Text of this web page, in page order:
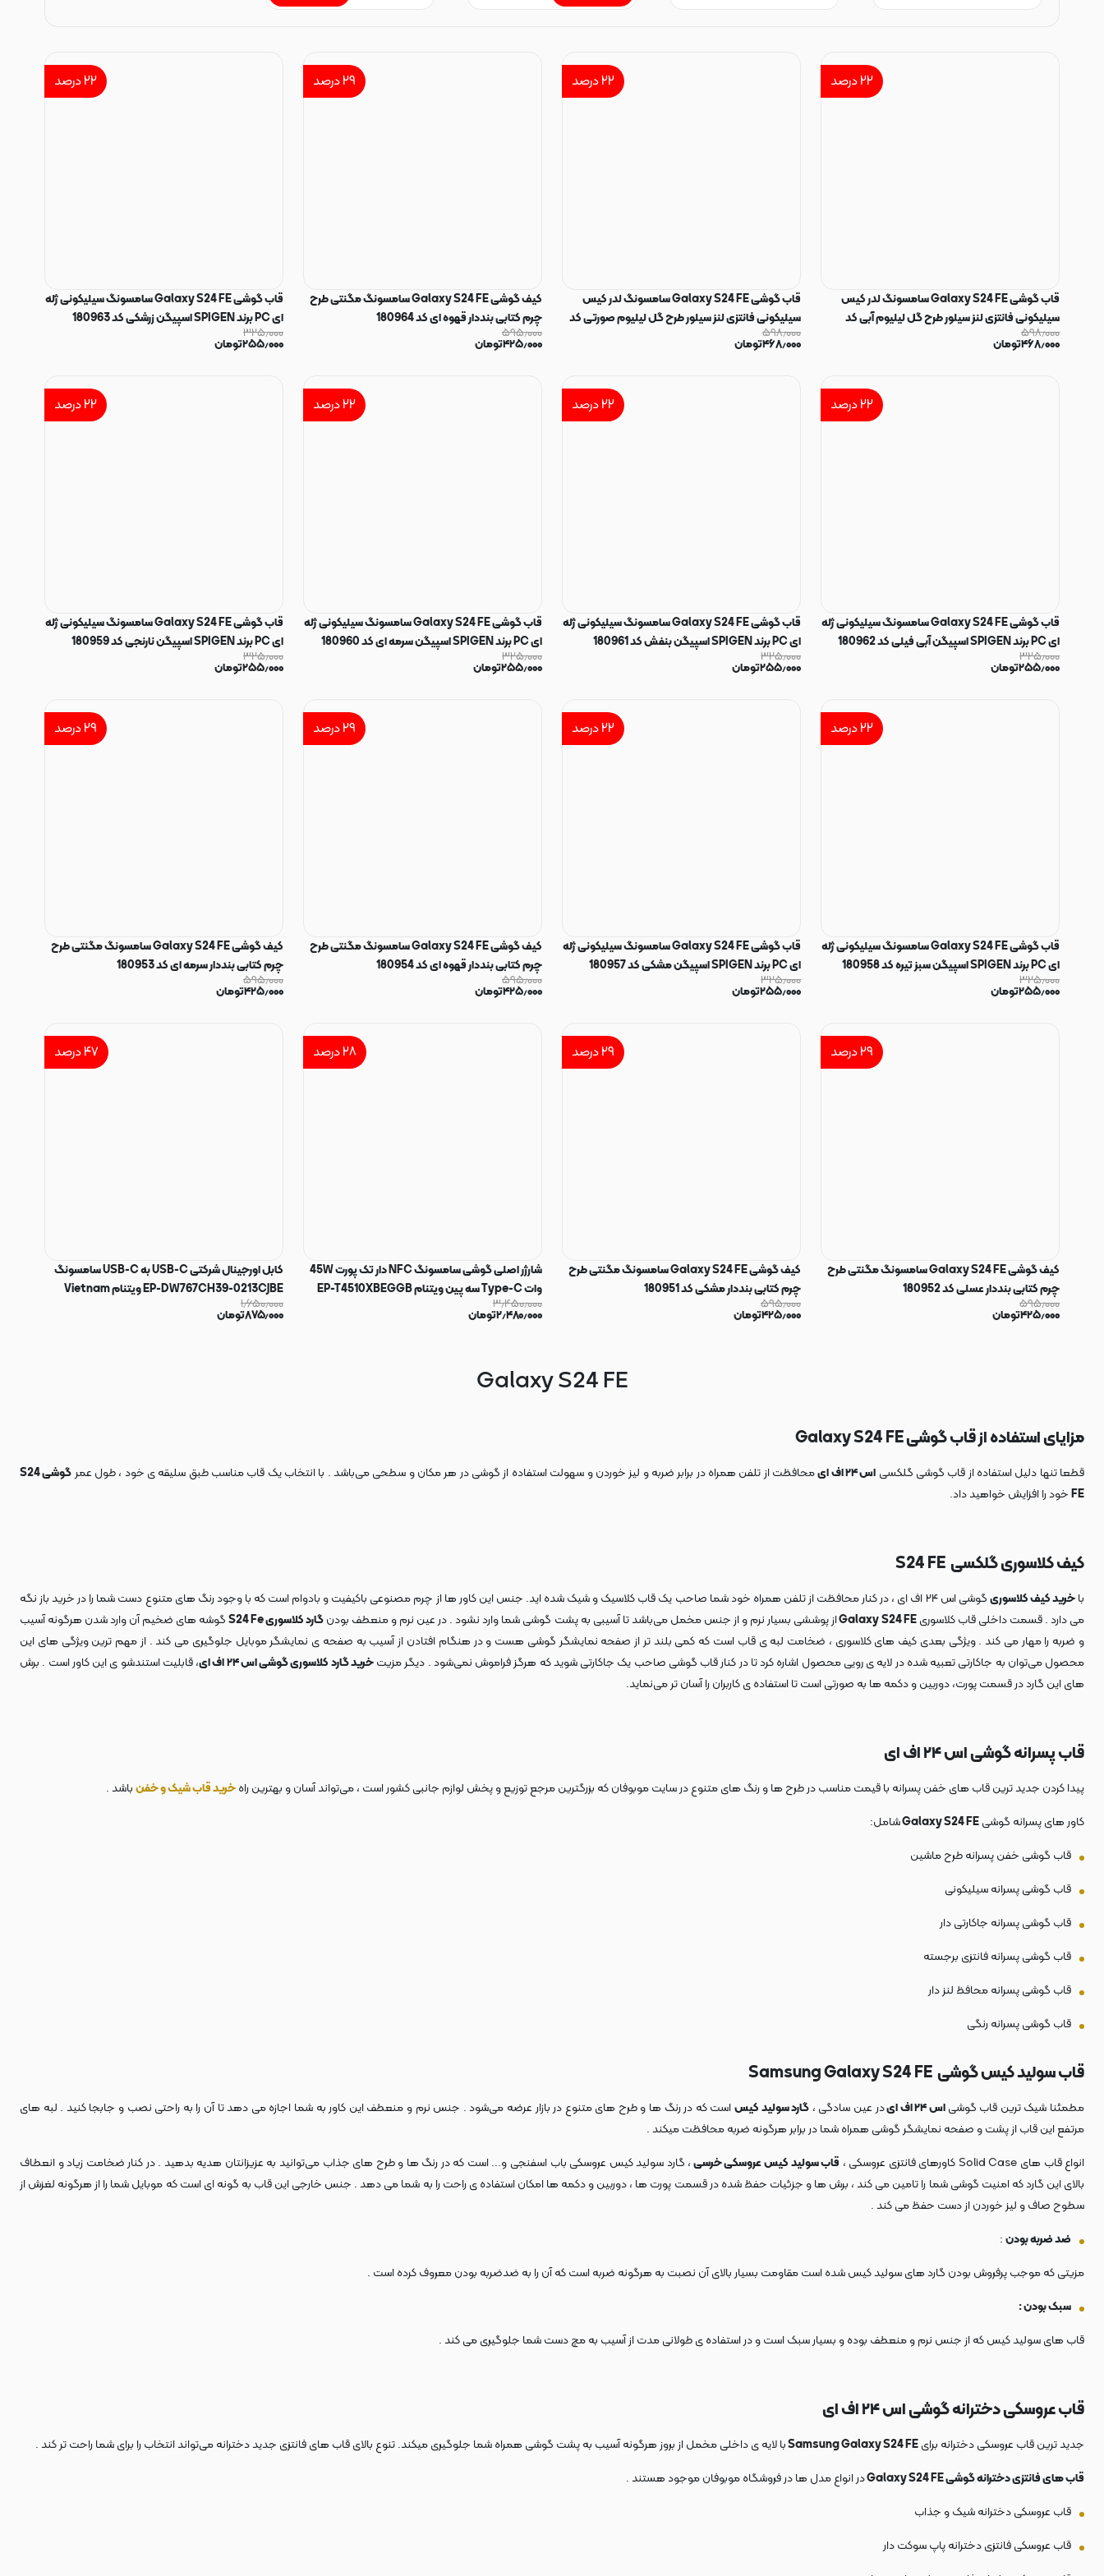
۲۲درصد
قاب گوشی Galaxy S24 FE سامسونگ لدر کیس
سیلیکونی فانتزی لنز سیلور طرح گل لیلیوم آبی کد
169295
۵۹۸٫۰۰۰
۴۶۸٫۰۰۰تومان
۲۲درصد
قاب گوشی Galaxy S24 FE سامسونگ لدر کیس
سیلیکونی فانتزی لنز سیلور طرح گل لیلیوم صورتی کد
169294
۵۹۸٫۰۰۰
۴۶۸٫۰۰۰تومان
۲۹درصد
کیف گوشی Galaxy S24 FE سامسونگ مگنتی طرح
چرم کتابی بنددار قهوه ای کد 180964
۵۹۵٫۰۰۰
۴۲۵٫۰۰۰تومان
۲۲درصد
قاب گوشی Galaxy S24 FE سامسونگ سیلیکونی ژله
ای PC برند SPIGEN اسپیگن زرشکی کد 180963
۳۲۵٫۰۰۰
۲۵۵٫۰۰۰تومان
۲۲درصد
قاب گوشی Galaxy S24 FE سامسونگ سیلیکونی ژله
ای PC برند SPIGEN اسپیگن آبی فیلی کد 180962
۳۲۵٫۰۰۰
۲۵۵٫۰۰۰تومان
۲۲درصد
قاب گوشی Galaxy S24 FE سامسونگ سیلیکونی ژله
ای PC برند SPIGEN اسپیگن بنفش کد 180961
۳۲۵٫۰۰۰
۲۵۵٫۰۰۰تومان
۲۲درصد
قاب گوشی Galaxy S24 FE سامسونگ سیلیکونی ژله
ای PC برند SPIGEN اسپیگن سرمه ای کد 180960
۳۲۵٫۰۰۰
۲۵۵٫۰۰۰تومان
۲۲درصد
قاب گوشی Galaxy S24 FE سامسونگ سیلیکونی ژله
ای PC برند SPIGEN اسپیگن نارنجی کد 180959
۳۲۵٫۰۰۰
۲۵۵٫۰۰۰تومان
۲۲درصد
قاب گوشی Galaxy S24 FE سامسونگ سیلیکونی ژله
ای PC برند SPIGEN اسپیگن سبز تیره کد 180958
۳۲۵٫۰۰۰
۲۵۵٫۰۰۰تومان
۲۲درصد
قاب گوشی Galaxy S24 FE سامسونگ سیلیکونی ژله
ای PC برند SPIGEN اسپیگن مشکی کد 180957
۳۲۵٫۰۰۰
۲۵۵٫۰۰۰تومان
۲۹درصد
کیف گوشی Galaxy S24 FE سامسونگ مگنتی طرح
چرم کتابی بنددار قهوه ای کد 180954
۵۹۵٫۰۰۰
۴۲۵٫۰۰۰تومان
۲۹درصد
کیف گوشی Galaxy S24 FE سامسونگ مگنتی طرح
چرم کتابی بنددار سرمه ای کد 180953
۵۹۵٫۰۰۰
۴۲۵٫۰۰۰تومان
۲۹درصد
کیف گوشی Galaxy S24 FE سامسونگ مگنتی طرح
چرم کتابی بنددار عسلی کد 180952
۵۹۵٫۰۰۰
۴۲۵٫۰۰۰تومان
۲۹درصد
کیف گوشی Galaxy S24 FE سامسونگ مگنتی طرح
چرم کتابی بنددار مشکی کد 180951
۵۹۵٫۰۰۰
۴۲۵٫۰۰۰تومان
۲۸درصد
شارژر اصلی گوشی سامسونگ NFC دار تک پورت 45W
وات Type-C سه پین ویتنام EP-T4510XBEGGB
سوپر فست شارژ رنگ مشکی کد 180875
۳٫۴۵۰٫۰۰۰
۲٫۴۸۰٫۰۰۰تومان
۴۷درصد
کابل اورجینال شرکتی USB-C به USB-C سامسونگ
EP-DW767CH39-0213CJBE ویتنام Vietnam
شیلد فلزی به طول 1 متر مشکی کد 180870
۱٫۶۵۰٫۰۰۰
۸۷۵٫۰۰۰تومان
Galaxy S24 FE
مزایای استفاده از قاب گوشی Galaxy S24 FE
قطعا تنها دلیل استفاده از قاب گوشی گلکسی اس ۲۴ اف ای محافظت از تلفن همراه در برابر ضربه و لیز خوردن و سهولت استفاده از گوشی در هر مکان و سطحی می‌باشد . با انتخاب یک قاب مناسب طبق سلیقه ی خود ، طول عمر
گوشی S24
FEخود را افزایش خواهید داد.
کیف کلاسوری گلکسی S24 FE
باخرید کیف کلاسوری
گوشی اس ۲۴ اف ای ، در کنار محافظت از تلفن همراه خود شما صاحب یک قاب کلاسیک و شیک شده اید. جنس این کاور ها از چرم مصنوعی باکیفیت و بادوام است که با وجود رنگ های متنوع دست شما را در خرید باز نگه
می دارد . قسمت داخلی قاب کلاسوریGalaxy S24 FEاز پوششی بسیار نرم و از جنس مخمل می‌باشد تا آسیبی به پشت گوشی شما وارد نشود . در عین نرم و منعطف بودنگارد کلاسوری S24 Fe
گوشه های ضخیم آن وارد شدن هرگونه آسیب
و ضربه را مهار می کند . ویژگی بعدی کیف های کلاسوری ، ضخامت لبه ی قاب است که کمی بلند تر از صفحه نمایشگر گوشی هست و در هنگام افتادن از آسیب به صفحه ی نمایشگر موبایل جلوگیری می کند . از مهم ترین ویژگی های این
محصول می‌توان به جاکارتی تعبیه شده در لایه ی رویی محصول اشاره کرد تا در کنار قاب گوشی صاحب یک جاکارتی شوید که هرگز فراموش نمی‌شود . دیگر مزیتخرید گارد کلاسوری گوشی اس ۲۴ اف ای
، قابلیت استندشو ی این کاور است . برش
های این گارد در قسمت پورت، دوربین و دکمه ها به صورتی است تا استفاده ی کاربران را آسان تر می‌نماید.
قاب پسرانه گوشی اس ۲۴ اف ای
پیدا کردن جدید ترین قاب های خفن پسرانه با قیمت مناسب در طرح ها و رنگ های متنوع در سایت موبوفان که بزرگترین مرجع توزیع و پخش لوازم جانبی کشور است ، می‌تواند آسان و بهترین راهخرید قاب شیک و خفنباشد .
کاور های پسرانه گوشیGalaxy S24 FEشامل:
قاب گوشی خفن پسرانه طرح ماشین
قاب گوشی پسرانه سیلیکونی
قاب گوشی پسرانه جاکارتی دار
قاب گوشی پسرانه فانتزی برجسته
قاب گوشی پسرانه محافظ لنز دار
قاب گوشی پسرانه رنگی
قاب سولید کیس گوشی Samsung Galaxy S24 FE
مطمئنا شیک ترین قاب گوشیاس ۲۴ اف ای در عین سادگی ، گارد سولید کیساست که در رنگ ها و طرح های متنوع در بازار عرضه می‌شود . جنس نرم و منعطف این کاور به شما اجازه می دهد تا آن را به راحتی نصب و جابجا کنید . لبه های
مرتفع این قاب از پشت و صفحه نمایشگر گوشی همراه شما در برابر هرگونه ضربه محافظت میکند .
انواع قاب های Solid Case کاورهای فانتزی عروسکی ،
قاب سولید کیس عروسکی خرسی، گارد سولید کیس عروسکی باب اسفنجی و... است که در رنگ ها و طرح های جذاب می‌توانید به عزیزانتان هدیه بدهید . در کنار ضخامت زیاد و انعطاف
بالای این گارد که امنیت گوشی شما را تامین می کند ، برش ها و جزئیات حفظ شده در قسمت پورت ها ، دوربین و دکمه ها امکان استفاده ی راحت را به شما می دهد . جنس خارجی این قاب به گونه ای است که موبایل شما را از هرگونه لغزش از
سطوح صاف و لیز خوردن از دست حفظ می کند .
ضد ضربه بودن:
مزیتی که موجب پرفروش بودن گارد های سولید کیس شده است مقاومت بسیار بالای آن نصبت به هرگونه ضربه است که آن را به ضدضربه بودن معروف کرده است .
سبک بودن :
قاب های سولید کیس که از جنس نرم و منعطف بوده و بسیار سبک است و در استفاده ی طولانی مدت از آسیب به مچ دست شما جلوگیری می کند .
قاب عروسکی دخترانه گوشی اس ۲۴ اف ای
جدید ترین قاب عروسکی دخترانه برایSamsung Galaxy S24 FEبا لایه ی داخلی مخمل از بروز هرگونه آسیب به پشت گوشی همراه شما جلوگیری میکند. تنوع بالای قاب های فانتزی جدید دخترانه می‌تواند انتخاب را برای شما راحت تر کند .
قاب های فانتزی دخترانه گوشی Galaxy S24 FE
در انواع مدل ها در فروشگاه موبوفان موجود هستند .
قاب عروسکی دخترانه شیک و جذاب
قاب عروسکی فانتزی دخترانه پاپ سوکت دار